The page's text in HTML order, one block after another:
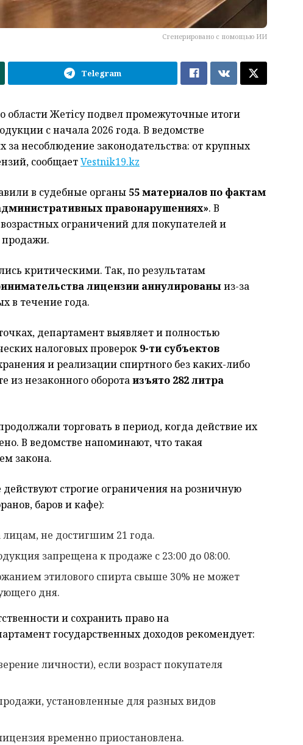
Сгенерировано с помощью ИИ
Telegram
области Жетісу подвел промежуточные итоги
с начала 2026 года. В ведомстве
несоблюдение законодательства: от крупных
сообщаетVestnik19.kz
в судебные органы 55 материалов по фактам
правонарушениях». В
ограничений для покупателей и
продажи.
критическими. Так, по результатам
лицензии аннулированыиз-за
в течение года.
департамент выявляет и полностью
налоговых проверок 9-ти субъектов
и реализации спиртного без каких-либо
из незаконного оборотаизъято 282 литра
торговать в период, когда действие их
В ведомстве напоминают, что такая
закона.
действуют строгие ограничения на розничную
баров и кафе):
не достигшим 21 года.
запрещена к продаже с 23:00 до 08:00.
этилового спирта свыше 30% не может
дня.
и сохранить право на
государственных доходов рекомендует:
личности), если возраст покупателя
установленные для разных видов
временно приостановлена.